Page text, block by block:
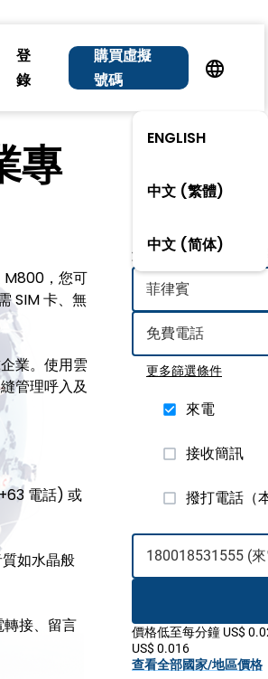
登
錄
購買虛擬
號碼
ENGLISH
中文 (繁體)
中文 (简体)
專
M800，您可
SIM 卡、無
業。使用雲
管理呼入及
電話) 或
如水晶般
接、留言
選擇國家/地區和號
更多篩選條件
來電
接收簡訊
撥打電話（
價格低至每分鐘 US$
US$ 0.016
查看全部國家/地區價格